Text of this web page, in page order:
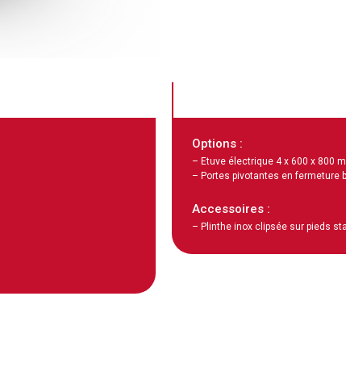
Options :
– Etuve électrique 4 x 600 x 800
– Portes pivotantes en fermeture
Accessoires :
– Plinthe inox clipsée sur pieds